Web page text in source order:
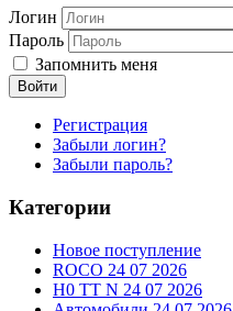
Логин
Пароль
Запомнить меня
Войти
Регистрация
Забыли логин?
Забыли пароль?
Категории
Новое поступление
ROCO 24 07 2026
H0 TT N 24 07 2026